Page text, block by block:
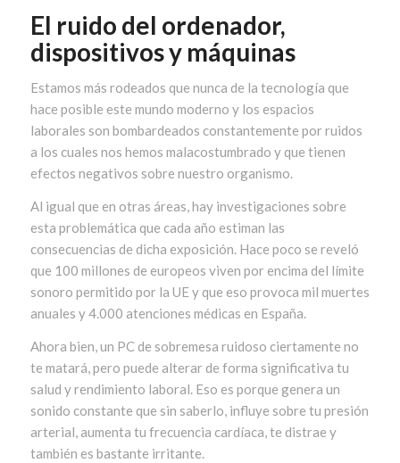
El ruido del ordenador,
dispositivos y máquinas
Estamos más rodeados que nunca de la tecnología que
hace posible este mundo moderno y los espacios
laborales son bombardeados constantemente por ruidos
a los cuales nos hemos malacostumbrado y que tienen
efectos negativos sobre nuestro organismo.
Al igual que en otras áreas, hay investigaciones sobre
esta problemática que cada año estiman las
consecuencias de dicha exposición. Hace poco se reveló
que 100 millones de europeos viven por encima del límite
sonoro permitido por la UE y que eso provoca mil muertes
anuales y 4.000 atenciones médicas en España.
Ahora bien, un PC de sobremesa ruidoso ciertamente no
te matará, pero puede alterar de forma significativa tu
salud y rendimiento laboral. Eso es porque genera un
sonido constante que sin saberlo, influye sobre tu presión
arterial, aumenta tu frecuencia cardíaca, te distrae y
también es bastante irritante.